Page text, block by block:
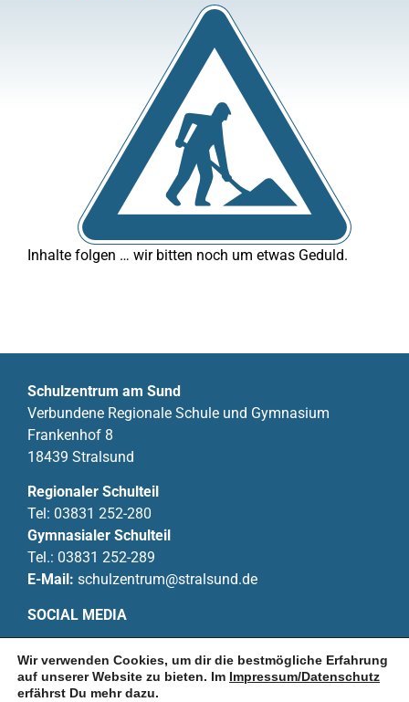
Inhalte folgen … wir bitten noch um etwas Geduld.
Schulzentrum am Sund
Verbundene Regionale Schule und Gymnasium
Frankenhof 8
18439 Stralsund
Regionaler Schulteil
Tel: 03831 252-280
Gymnasialer Schulteil
Tel.: 03831 252-289
E-Mail: schulzentrum@stralsund.de
SOCIAL MEDIA
Wir verwenden Cookies, um dir die bestmögliche Erfahrung
auf unserer Website zu bieten. Im Impressum/Datenschutz
erfährst Du mehr dazu.